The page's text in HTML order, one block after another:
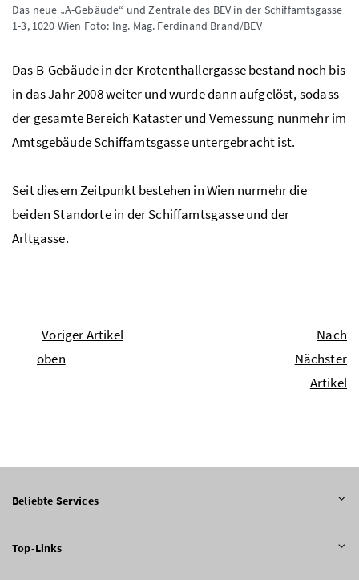
Das neue „A-Gebäude“ und Zentrale des BEV in der Schiffamtsgasse
1-3, 1020 Wien Foto: Ing. Mag. Ferdinand Brand/BEV
Das B-Gebäude in der Krotenthallergasse bestand noch bis
in das Jahr 2008 weiter und wurde dann aufgelöst, sodass
der gesamte Bereich Kataster und Vemessung nunmehr im
Amtsgebäude Schiffamtsgasse untergebracht ist.
Seit diesem Zeitpunkt bestehen in Wien nurmehr die
beiden Standorte in der Schiffamtsgasse und der
Arltgasse.
Voriger Artikel
Nach
oben
Nächster
Artikel
Beliebte Services
Top-Links